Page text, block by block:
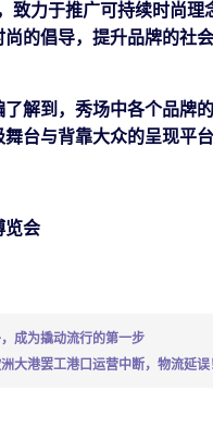
致力于推广可持续时尚
的倡导，提升品牌的社会
解到， 秀场中各个品牌
台与背靠大众的呈现平
览会
成为撬动流行的第一步
大港罢工港口运营中断，物流延误！